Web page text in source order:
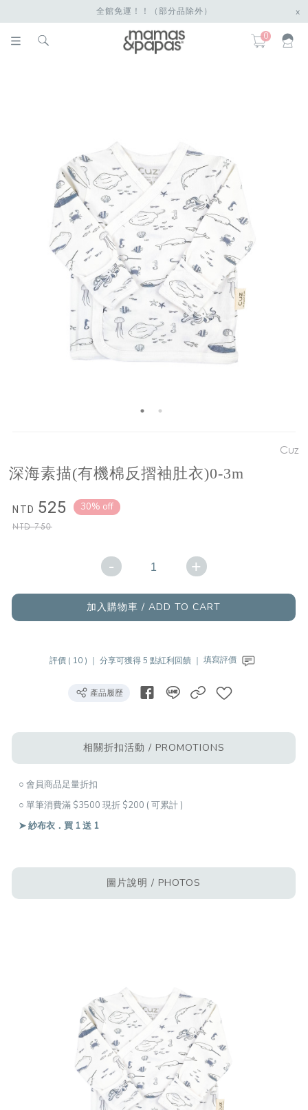
全館免運！！（部分品除外） x
0
Cuz
深海素描(有機棉反摺袖肚衣)0-3m
NTD 525
NTD750
30% off
- +
加入購物車 / ADD TO CART
評價 ( 10 ) ｜分享可獲得 5 點紅利回饋 ｜填寫評價
產品履歷
相關折扣活動 / PROMOTIONS
○ 會員商品足量折扣
○ 單筆消費滿 $3500 現折 $200 ( 可累計 )
➤ 紗布衣．買 1 送 1
圖片說明 / PHOTOS